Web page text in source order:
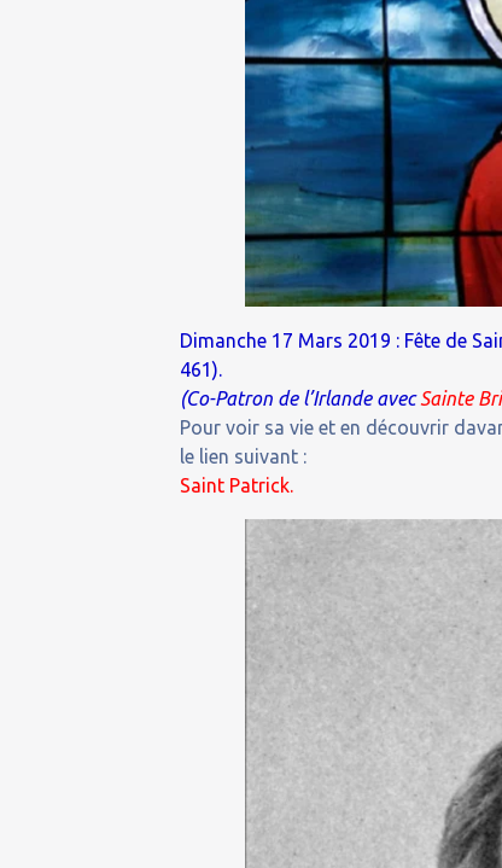
Dimanche 17 Mars 2019 : Fête de
461).
(Co-Patron de l’Irlande avecSainte
Pour voir sa vie et en découvrir
le lien suivant :
Saint Patrick.